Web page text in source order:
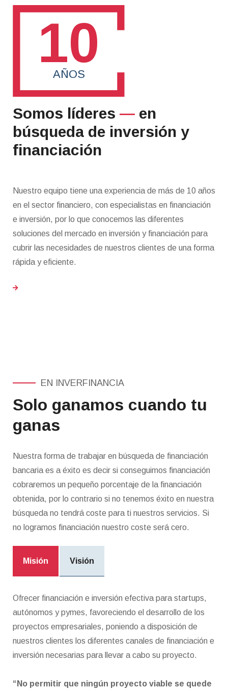
10
AÑOS
Somos líderes — en
búsqueda de inversión y
financiación
Nuestro equipo tiene una experiencia de más de 10 años
en el sector financiero, con especialistas en financiación
e inversión, por lo que conocemos las diferentes
soluciones del mercado en inversión y financiación para
cubrir las necesidades de nuestros clientes de una forma
rápida y eficiente.
EN INVERFINANCIA
Solo ganamos cuando tu
ganas
Nuestra forma de trabajar en búsqueda de financiación
bancaria es a éxito es decir si conseguimos financiación
cobraremos un pequeño porcentaje de la financiación
obtenida, por lo contrario si no tenemos éxito en nuestra
búsqueda no tendrá coste para ti nuestros servicios. Si
no logramos financiación nuestro coste será cero.
Misión Visión
Ofrecer financiación e inversión efectiva para startups,
autónomos y pymes, favoreciendo el desarrollo de los
proyectos empresariales, poniendo a disposición de
nuestros clientes los diferentes canales de financiación e
inversión necesarias para llevar a cabo su proyecto.
“No permitir que ningún proyecto viable se quede